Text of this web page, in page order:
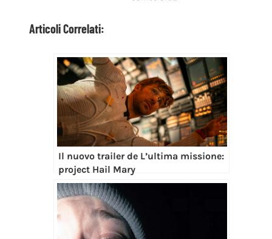
Articoli Correlati:
Il nuovo trailer de L’ultima missione:
project Hail Mary